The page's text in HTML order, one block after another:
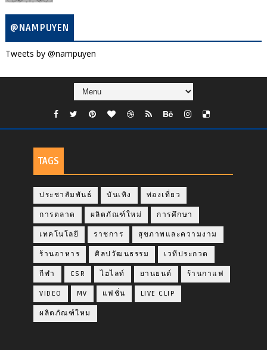
@NAMPUYEN
Tweets by @nampuyen
TAGS
ประชาสัมพันธ์ บันเทิง ท่องเที่ยว
การตลาด ผลิตภัณฑ์ใหม่ การศึกษา
เทคโนโลยี ราชการ สุขภาพและความงาม
ร้านอาหาร ศิลปวัฒนธรรม เวทีประกวด
กีฬา CSR ไฮไลท์ ยานยนต์ ร้านกาแฟ
VIDEO MV แฟชั่น LIVE CLIP
ผลิตภัณฑ์ใหม